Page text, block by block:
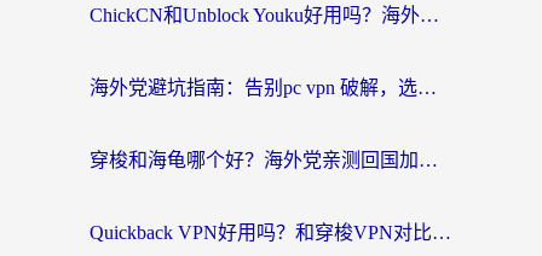
ChickCN和Unblock Youku好用吗？海外党亲测3款回国加速器，附iOS免费选择指南
海外党避坑指南：告别pc vpn 破解，选对回国加速器轻松访问国内资源
穿梭和海龟哪个好？海外党亲测回国加速器，附电脑免费VPN推荐
Quickback VPN好用吗？和穿梭VPN对比哪个回国效果更好？海外党必看的真实测评与选择指南